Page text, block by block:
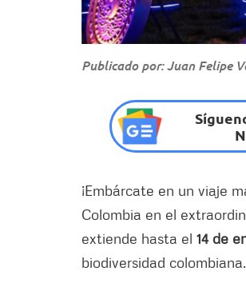
Publicado por: Juan Felipe
¡Embárcate en un viaje
Colombia en el
extiende hasta el 14 de
biodiversidad colombiana.